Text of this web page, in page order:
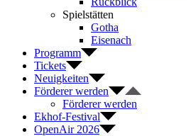
Spielstätten
Gotha
Eisenach
Programm
Tickets
Neuigkeiten
Förderer werden
Förderer werden
Ekhof-Festival
OpenAir 2026